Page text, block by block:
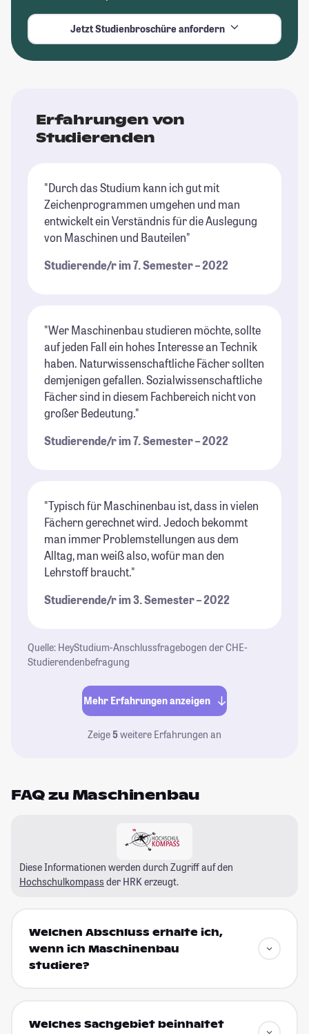
Jetzt Studienbroschüre anfordern
Erfahrungen von
Studierenden
"Durch das Studium kann ich gut mit
Zeichenprogrammen umgehen und man
entwickelt ein Verständnis für die Auslegung
von Maschinen und Bauteilen"
Studierende/r im 7. Semester – 2022
"Wer Maschinenbau studieren möchte, sollte
auf jeden Fall ein hohes Interesse an Technik
haben. Naturwissenschaftliche Fächer sollten
demjenigen gefallen. Sozialwissenschaftliche
Fächer sind in diesem Fachbereich nicht von
großer Bedeutung."
Studierende/r im 7. Semester – 2022
"Typisch für Maschinenbau ist, dass in vielen
Fächern gerechnet wird. Jedoch bekommt
man immer Problemstellungen aus dem
Alltag, man weiß also, wofür man den
Lehrstoff braucht."
Studierende/r im 3. Semester – 2022
Quelle: HeyStudium-Anschlussfragebogen der CHE-
Studierendenbefragung
Mehr Erfahrungen anzeigen
Zeige5weitere Erfahrungen an
FAQ zu Maschinenbau
Diese Informationen werden durch Zugriff auf den
Hochschulkompass der HRK erzeugt.
Welchen Abschluss erhalte ich,
wenn ich Maschinenbau
studiere?
Welches Sachgebiet beinhaltet